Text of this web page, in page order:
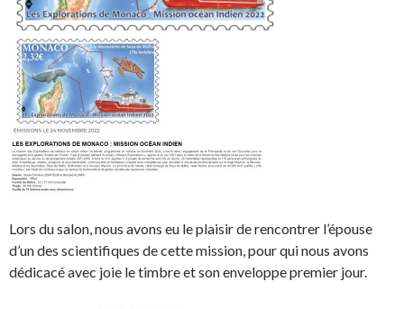
Lors du salon, nous avons eu le plaisir de rencontrer l’épouse
d’un des scientifiques de cette mission, pour qui nous avons
dédicacé avec joie le timbre et son enveloppe premier jour.